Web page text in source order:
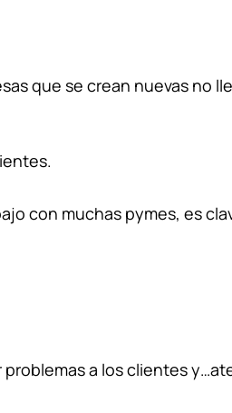
que se crean nuevas no
con muchas pymes, es
a los clientes